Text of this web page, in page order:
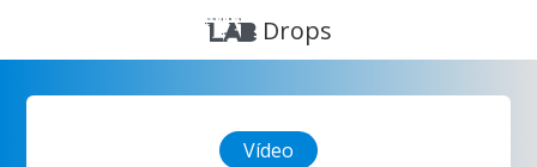
Drops
Vídeo